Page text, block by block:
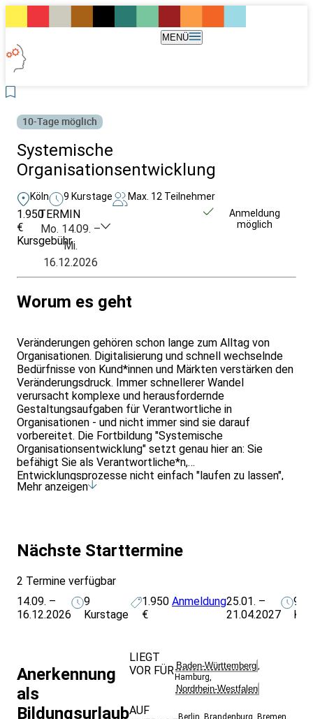
MENÜ
10-Tage möglich
Systemische
Organisationsentwicklung
Köln 9 Kurstage Max. 12 Teilnehmer
1.950
€
Kursgebühr
TERMIN
Mo. 14.09. –
Mi.
16.12.2026
Anmeldung
möglich
Worum es geht
Veränderungen gehören schon lange zum Alltag von
Organisationen. Digitalisierung und schnell wechselnde
Bedürfnisse von Kund*innen und Märkten verstärken den
Veränderungsdruck. Immer schnellerer Wandel
verursacht komplexe und herausfordernde
Gestaltungsaufgaben für Verantwortliche in
Organisationen - und nicht immer sind sie darauf
vorbereitet. Die Fortbildung "Systemische
Organisationsentwicklung" setzt genau hier an: Sie
befähigt Sie als Verantwortliche*n,
Entwicklungsprozesse nicht einfach "laufen zu lassen",
sondern gezielt zu steuern mit systemischen Methoden
Veränderungen unter Einbeziehung des gesamten
Systems, seiner Strukturen und Prozesse sowie die
Schwerpunktthemen: - Change Management und
Organisationsentwicklung "OE" – eine Einführung -
Systemisch versus agil – Gemeinsamkeiten und
Unterschiede - Phasen in der OE und die Bedeutung des
allen Phasen - Kennenlernen und Erproben relevanter
Methoden - Best Practices und Umgang mit
Widerständen und Stolpersteinen
Mehr anzeigen
Nächste Starttermine
2 Termine verfügbar
14.09. –
16.12.2026
9
Kurstage
1.950
€
Anmeldung25.01. –
21.04.2027
9
Anerkennung
als
Bildungsurlaub
LIEGT
VOR FÜR Baden-Württemberg,
Hamburg,
Nordrhein-Westfalen
AUF